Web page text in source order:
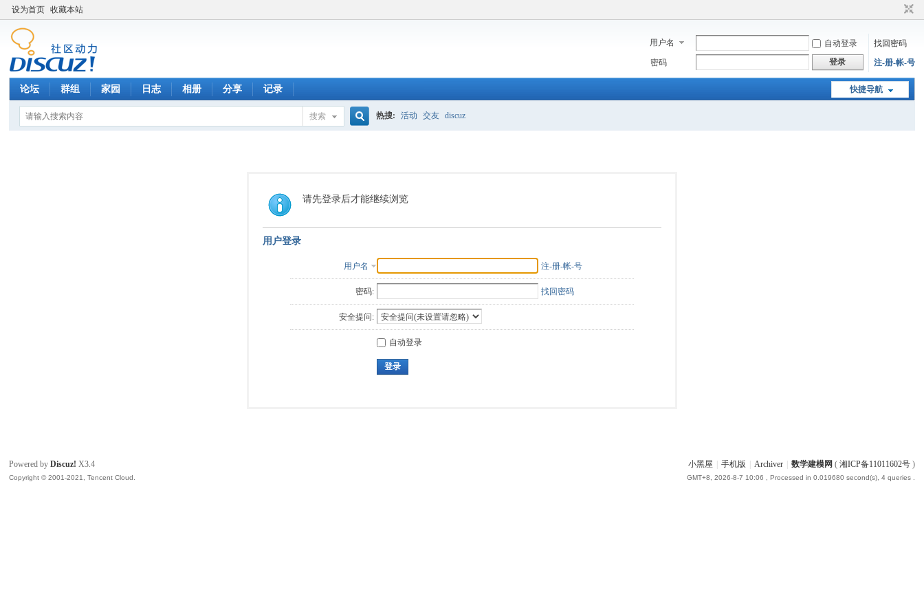
设为首页 收藏本站
用户名 自动登录
找回密码
密码
登录 注-册-帐-号
快捷导航
论坛 群组 家园 日志 相册 分享 记录
搜索
索
热搜: 活动 交友 discuz
请先登录后才能继续浏览
用户登录
用户名 注-册-帐-号
密码: 找回密码
安全提问:
自动登录
登录
小黑屋 手机版 Archiver 数学建模网 ( 湘ICP备11011602号)
GMT+8, 2026-8-7 10:06 , Processed in 0.019680 second(s), 4 queries .
Powered byDiscuz! X3.4
Copyright © 2001-2021, Tencent Cloud.